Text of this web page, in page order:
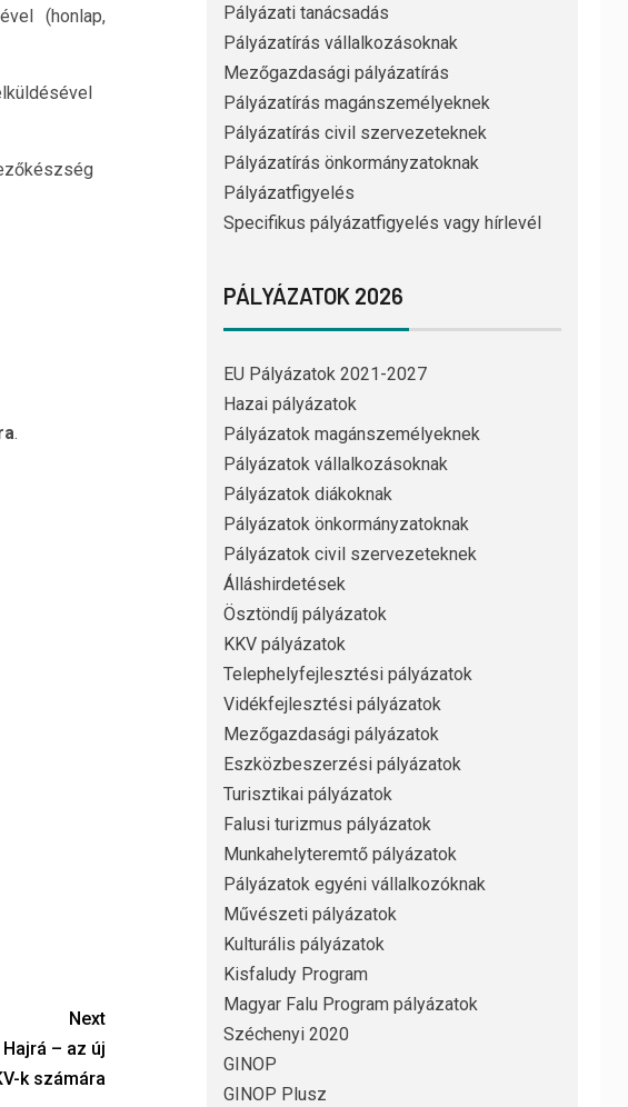
(honlap,
.
Next
– az új
k számára
Pályázati tanácsadás
Pályázatírás vállalkozásoknak
Mezőgazdasági pályázatírás
Pályázatírás magánszemélyeknek
Pályázatírás civil szervezeteknek
Pályázatírás önkormányzatoknak
Pályázatfigyelés
Specifikus pályázatfigyelés vagy hírlevél
PÁLYÁZATOK 2026
EU Pályázatok 2021-2027
Hazai pályázatok
Pályázatok magánszemélyeknek
Pályázatok vállalkozásoknak
Pályázatok diákoknak
Pályázatok önkormányzatoknak
Pályázatok civil szervezeteknek
Álláshirdetések
Ösztöndíj pályázatok
KKV pályázatok
Telephelyfejlesztési pályázatok
Vidékfejlesztési pályázatok
Mezőgazdasági pályázatok
Eszközbeszerzési pályázatok
Turisztikai pályázatok
Falusi turizmus pályázatok
Munkahelyteremtő pályázatok
Pályázatok egyéni vállalkozóknak
Művészeti pályázatok
Kulturális pályázatok
Kisfaludy Program
Magyar Falu Program pályázatok
Széchenyi 2020
GINOP
GINOP Plusz